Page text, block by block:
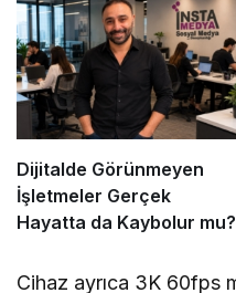
Şekilleniyor!
Dijitalde Görünmeyen
İşletmeler Gerçek
Hayatta da Kaybolur mu?
Cihaz ayrıca 3K 60fps